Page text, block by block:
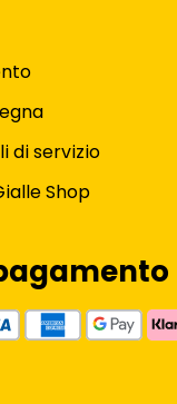
di servizio
Shop